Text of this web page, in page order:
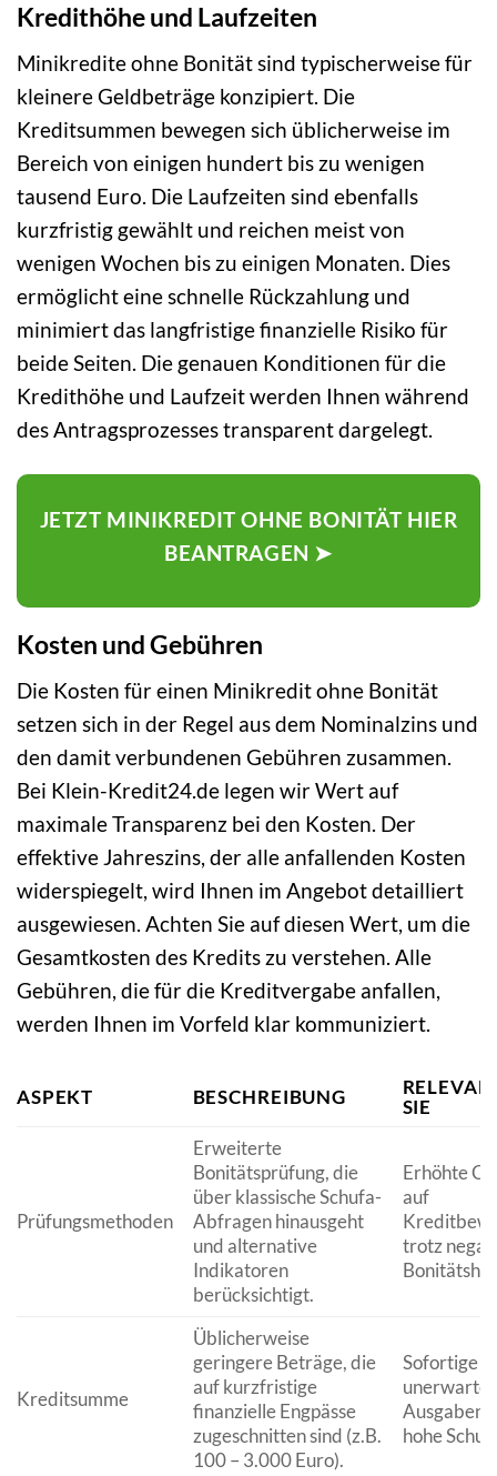
Kredithöhe und Laufzeiten
Minikredite ohne Bonität sind typischerweise für
kleinere Geldbeträge konzipiert. Die
Kreditsummen bewegen sich üblicherweise im
Bereich von einigen hundert bis zu wenigen
tausend Euro. Die Laufzeiten sind ebenfalls
kurzfristig gewählt und reichen meist von
wenigen Wochen bis zu einigen Monaten. Dies
ermöglicht eine schnelle Rückzahlung und
minimiert das langfristige finanzielle Risiko für
beide Seiten. Die genauen Konditionen für die
Kredithöhe und Laufzeit werden Ihnen während
des Antragsprozesses transparent dargelegt.
JETZT MINIKREDIT OHNE BONITÄT HIER
BEANTRAGEN ➤
Kosten und Gebühren
Die Kosten für einen Minikredit ohne Bonität
setzen sich in der Regel aus dem Nominalzins und
den damit verbundenen Gebühren zusammen.
Bei Klein-Kredit24.de legen wir Wert auf
maximale Transparenz bei den Kosten. Der
effektive Jahreszins, der alle anfallenden Kosten
widerspiegelt, wird Ihnen im Angebot detailliert
ausgewiesen. Achten Sie auf diesen Wert, um die
Gesamtkosten des Kredits zu verstehen. Alle
Gebühren, die für die Kreditvergabe anfallen,
werden Ihnen im Vorfeld klar kommuniziert.
ASPEKT BESCHREIBUNG
SIE
Prüfungsmethoden
Erweiterte
Bonitätsprüfung, die
über klassische Schufa-
Abfragen hinausgeht
und alternative
Indikatoren
berücksichtigt.
Erhöhte
auf
trotz
Kreditsumme
Üblicherweise
geringere Beträge, die
auf kurzfristige
finanzielle Engpässe
zugeschnitten sind (z.B.
100 – 3.000 Euro).
Sofortige
Ausgaben,
hohe